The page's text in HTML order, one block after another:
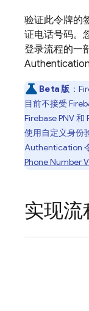
验证此令牌的
证电话号码。
登录流程的一
Authentication
Beta 版 ：
目前不接受
Firebase PNV和
使用自定义身份
Authentication
Phone Number
实现流